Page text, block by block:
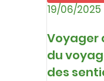
19/06/2025
Voyager
du
des